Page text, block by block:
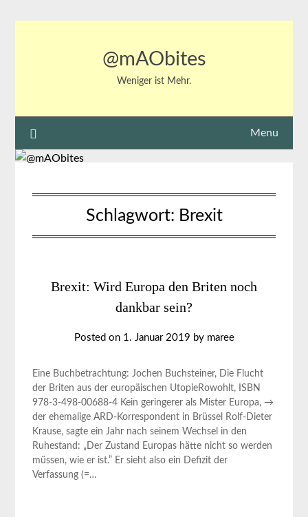
@mAObites
Weniger ist Mehr.
Menu
Schlagwort: Brexit
Brexit: Wird Europa den Briten noch
dankbar sein?
Posted on 1. Januar 2019 by maree
Eine Buchbetrachtung: Jochen Buchsteiner, Die Flucht
der Briten aus der europäischen UtopieRowohlt, ISBN
978-3-498-00688-4 Kein geringerer als Mister Europa, →
der ehemalige ARD-Korrespondent in Brüssel Rolf-Dieter
Krause, sagte ein Jahr nach seinem Wechsel in den
Ruhestand: „Der Zustand Europas hätte nicht so werden
müssen, wie er ist.” Er sieht also ein Defizit der
Verfassung (=…